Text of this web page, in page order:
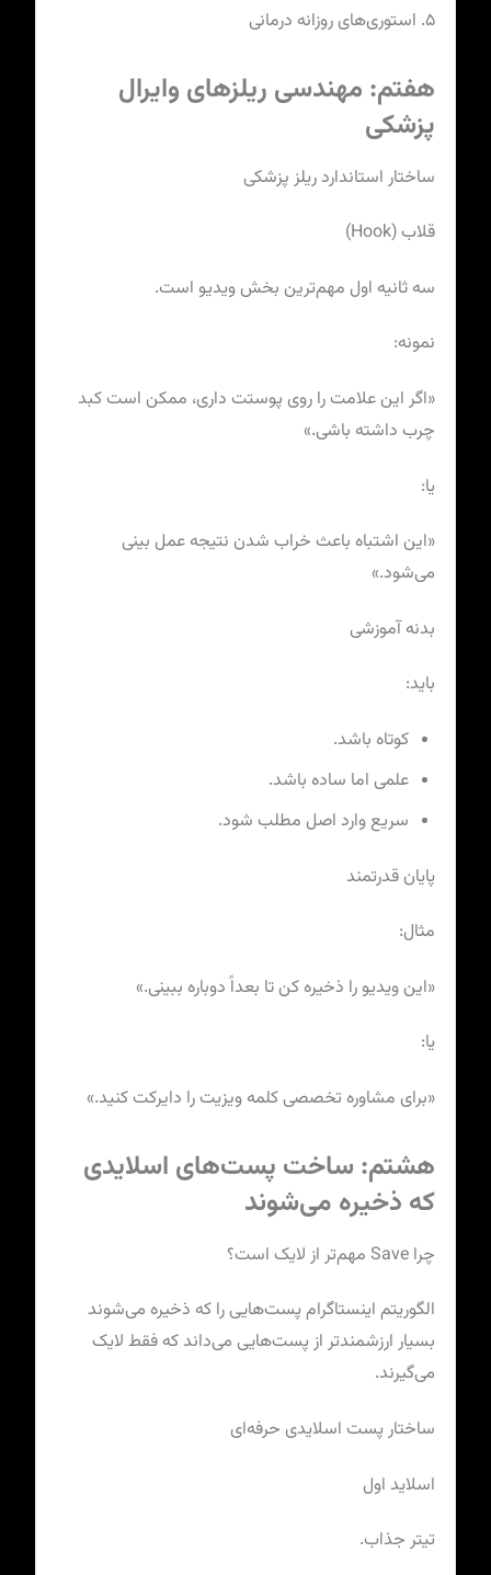
۵. استوری‌های روزانه درمانی
هفتم: مهندسی ریلزهای وایرال
پزشکی
ساختار استاندارد ریلز پزشکی
قلاب (Hook)
سه ثانیه اول مهم‌ترین بخش ویدیو است.
نمونه:
«اگر این علامت را روی پوستت داری، ممکن است کبد
چرب داشته باشی.»
یا:
«این اشتباه باعث خراب شدن نتیجه عمل بینی
می‌شود.»
بدنه آموزشی
باید:
کوتاه باشد.
علمی اما ساده باشد.
سریع وارد اصل مطلب شود.
پایان قدرتمند
مثال:
«این ویدیو را ذخیره کن تا بعداً دوباره ببینی.»
یا:
«برای مشاوره تخصصی کلمه ویزیت را دایرکت کنید.»
هشتم: ساخت پست‌های اسلایدی
که ذخیره می‌شوند
چرا Save مهم‌تر از لایک است؟
الگوریتم اینستاگرام پست‌هایی را که ذخیره می‌شوند
بسیار ارزشمندتر از پست‌هایی می‌داند که فقط لایک
می‌گیرند.
ساختار پست اسلایدی حرفه‌ای
اسلاید اول
تیتر جذاب.